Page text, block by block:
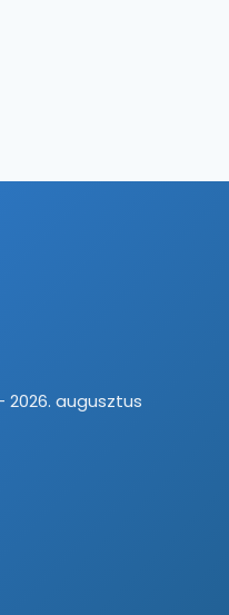
augusztus